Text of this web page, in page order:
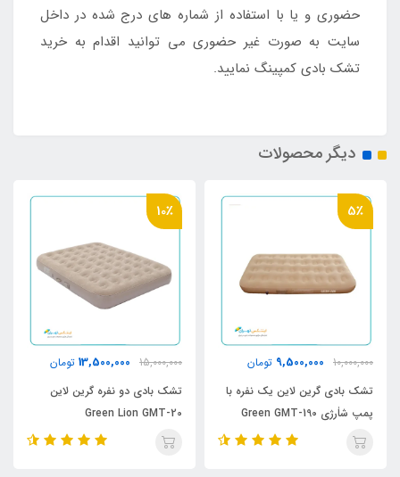
حضوری و یا با استفاده از شماره های درج شده در داخل
سایت به صورت غیر حضوری می توانید اقدام به خرید
تشک بادی کمپینگ نمایید.
دیگر محصولات
5٪
10,000,000
9,500,000 تومان
تشک بادی گرین لاین یک نفره با
پمپ شاٰرژی Green GMT-190
10٪
15,000,000
13,500,000 تومان
تشک بادی دو نفره گرین لاین
Green Lion GMT-20